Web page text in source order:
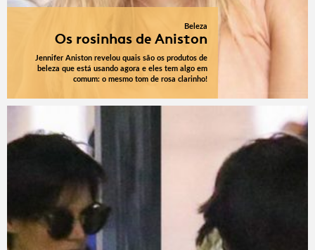
Beleza
Os rosinhas de Aniston
Jennifer Aniston revelou quais são os produtos de
beleza que está usando agora e eles tem algo em
comum: o mesmo tom de rosa clarinho!